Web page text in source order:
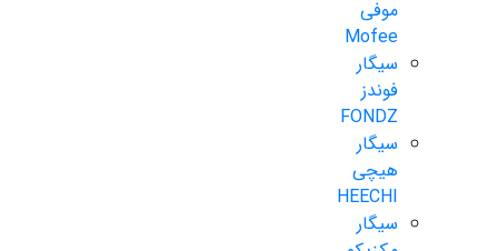
موفی
Mofee
سیگار
فوندز
FONDZ
سیگار
هیچی
HEECHI
سیگار